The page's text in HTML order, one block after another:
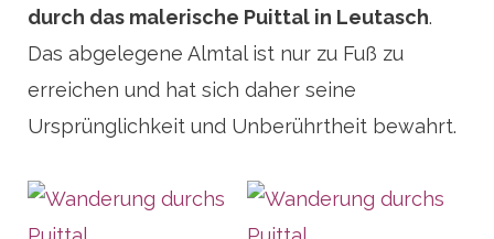
durch das malerische Puittal in Leutasch.
Das abgelegene Almtal ist nur zu Fuß zu
erreichen und hat sich daher seine
Ursprünglichkeit und Unberührtheit bewahrt.